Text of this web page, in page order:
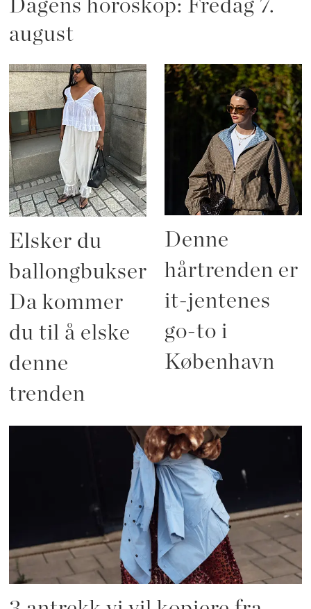
Dagens horoskop: Fredag 7.
august
Elsker du
ballongbukser?
Da kommer
du til å elske
denne
trenden
Denne
hårtrenden er
it-jentenes
go-to i
København